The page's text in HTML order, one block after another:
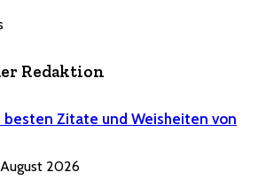
Redaktion
besten Zitate und Weisheiten von
2026